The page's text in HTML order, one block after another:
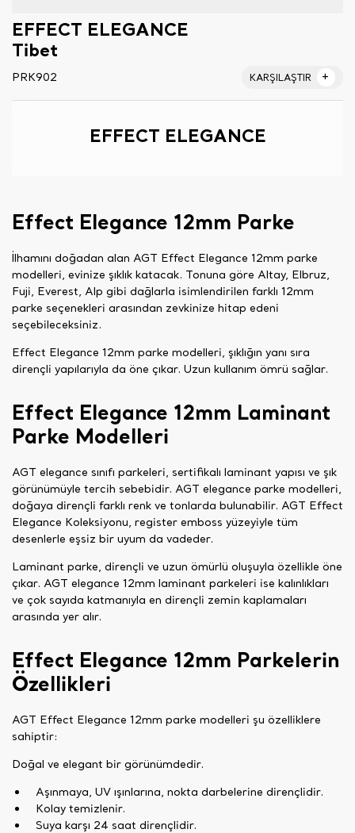
EFFECT ELEGANCE
Tibet
PRK902 KARŞILAŞTIR
EFFECT ELEGANCE
Effect Elegance 12mm Parke
İlhamını doğadan alan AGT Effect Elegance 12mm parke
modelleri, evinize şıklık katacak. Tonuna göre Altay, Elbruz,
Fuji, Everest, Alp gibi dağlarla isimlendirilen farklı 12mm
parke seçenekleri arasından zevkinize hitap edeni
seçebileceksiniz.
Effect Elegance 12mm parke modelleri, şıklığın yanı sıra
dirençli yapılarıyla da öne çıkar. Uzun kullanım ömrü sağlar.
Effect Elegance 12mm Laminant
Parke Modelleri
AGT elegance sınıfı parkeleri, sertifikalı laminant yapısı ve şık
görünümüyle tercih sebebidir. AGT elegance parke modelleri,
doğaya dirençli farklı renk ve tonlarda bulunabilir. AGT Effect
Elegance Koleksiyonu, register emboss yüzeyiyle tüm
desenlerle eşsiz bir uyum da vadeder.
Laminant parke, dirençli ve uzun ömürlü oluşuyla özellikle öne
çıkar. AGT elegance 12mm laminant parkeleri ise kalınlıkları
ve çok sayıda katmanıyla en dirençli zemin kaplamaları
arasında yer alır.
Effect Elegance 12mm Parkelerin
Özellikleri
AGT Effect Elegance 12mm parke modelleri şu özelliklere
sahiptir:
Doğal ve elegant bir görünümdedir.
Aşınmaya, UV ışınlarına, nokta darbelerine dirençlidir.
Kolay temizlenir.
Suya karşı 24 saat dirençlidir.